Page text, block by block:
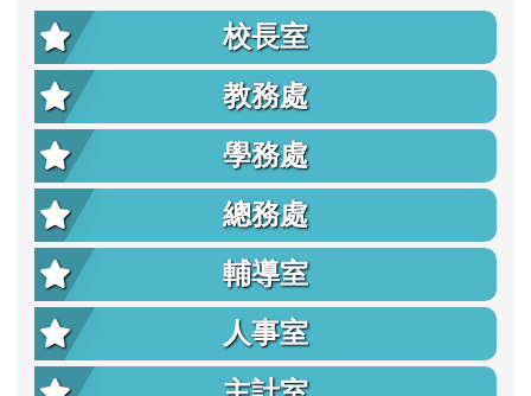
校長室
教務處
學務處
總務處
輔導室
人事室